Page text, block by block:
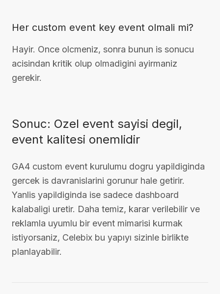
Her custom event key event olmali mi?
Hayir. Once olcmeniz, sonra bunun is sonucu
acisindan kritik olup olmadigini ayirmaniz
gerekir.
Sonuc: Ozel event sayisi degil,
event kalitesi onemlidir
GA4 custom event kurulumu dogru yapildiginda
gercek is davranislarini gorunur hale getirir.
Yanlis yapildiginda ise sadece dashboard
kalabaligi uretir. Daha temiz, karar verilebilir ve
reklamla uyumlu bir event mimarisi kurmak
istiyorsaniz, Celebix bu yapıyı sizinle birlikte
planlayabilir.